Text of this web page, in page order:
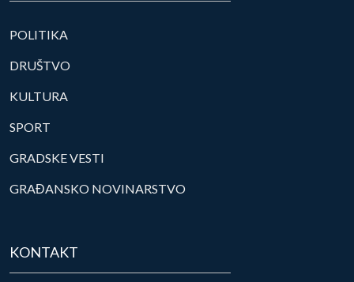
POLITIKA
DRUŠTVO
KULTURA
SPORT
GRADSKE VESTI
GRAĐANSKO NOVINARSTVO
KONTAKT